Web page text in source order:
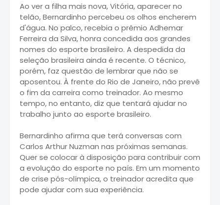
Ao ver a filha mais nova, Vitória, aparecer no
telão, Bernardinho percebeu os olhos encherem
d'água. No palco, recebia o prêmio Adhemar
Ferreira da Silva, honra concedida aos grandes
nomes do esporte brasileiro. A despedida da
seleção brasileira ainda é recente. O técnico,
porém, faz questão de lembrar que não se
aposentou. À frente do Rio de Janeiro, não prevê
o fim da carreira como treinador. Ao mesmo
tempo, no entanto, diz que tentará ajudar no
trabalho junto ao esporte brasileiro.
Bernardinho afirma que terá conversas com
Carlos Arthur Nuzman nas próximas semanas.
Quer se colocar à disposição para contribuir com
a evolução do esporte no país. Em um momento
de crise pós-olímpica, o treinador acredita que
pode ajudar com sua experiência.